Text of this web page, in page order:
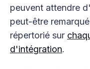
peuvent attendre
peut-être
répertorié sur
d'intégration.